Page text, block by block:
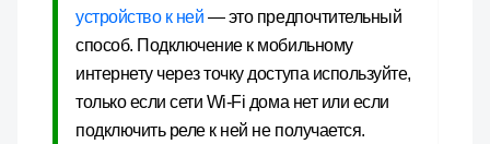
устройство к ней — это предпочтительный
способ. Подключение к мобильному
интернету через точку доступа используйте,
только если сети Wi-Fi дома нет или если
подключить реле к ней не получается.